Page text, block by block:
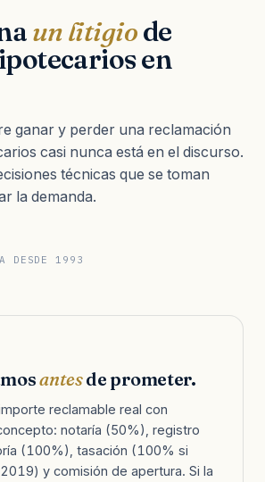
un litigiode
en
ganar y perder una reclamación
casi nunca está en el discurso.
técnicas que se toman
la demanda.
DESDE 1993
antesde prometer.
reclamable real con
notaría (50%), registro
(100%), tasación (100% si
y comisión de apertura. Si la